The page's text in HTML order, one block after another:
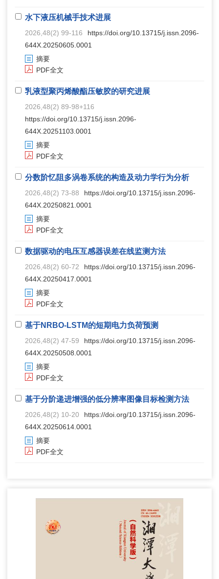
水下液压机械手技术进展
2026,48(2) 99-116
https://doi.org/10.13715/j.issn.2096-
644X.20250605.0001
摘要
PDF全文
乳液型聚丙烯酸酯压敏胶的研究进展
2026,48(2) 89-98+116
https://doi.org/10.13715/j.issn.2096-
644X.20251103.0001
摘要
PDF全文
分数阶忆阻多涡卷系统的构造及动力学行为分析
2026,48(2) 73-88
https://doi.org/10.13715/j.issn.2096-
644X.20250821.0001
摘要
PDF全文
数据驱动的电压互感器误差在线监测方法
2026,48(2) 60-72
https://doi.org/10.13715/j.issn.2096-
644X.20250417.0001
摘要
PDF全文
基于NRBO-LSTM的短期电力负荷预测
2026,48(2) 47-59
https://doi.org/10.13715/j.issn.2096-
644X.20250508.0001
摘要
PDF全文
基于分阶递进增强的低分辨率图像目标检测方法
2026,48(2) 10-20
https://doi.org/10.13715/j.issn.2096-
644X.20250614.0001
摘要
PDF全文